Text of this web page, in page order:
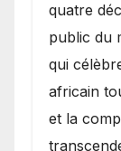
quatre
public du
qui
africain
et la